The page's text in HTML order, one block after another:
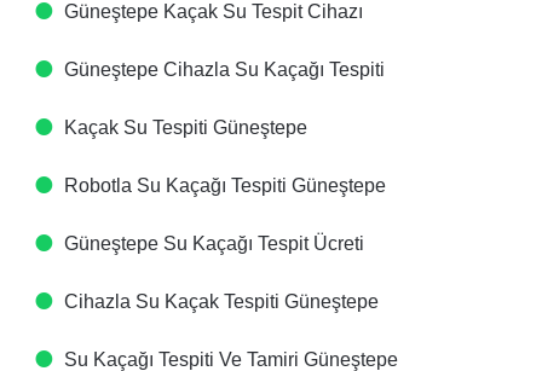
Güneştepe Kaçak Su Tespit Cihazı​
Güneştepe Cihazla Su Kaçağı Tespiti​
Kaçak Su Tespiti​ Güneştepe
Robotla Su Kaçağı Tespiti​ Güneştepe
Güneştepe Su Kaçağı Tespit Ücreti​
Cihazla Su Kaçak Tespiti​ Güneştepe
Su Kaçağı Tespiti Ve Tamiri​ Güneştepe